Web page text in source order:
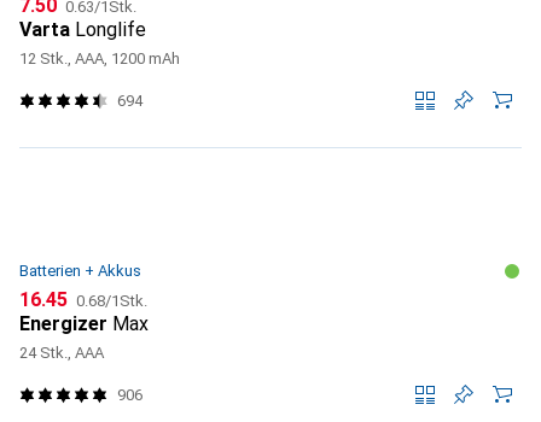
CHF
7.50 0.63/1Stk.
Varta Longlife
12 Stk., AAA, 1200 mAh
694
Batterien + Akkus
CHF
16.45 CHF
0.68/1Stk.
Energizer Max
24 Stk., AAA
906